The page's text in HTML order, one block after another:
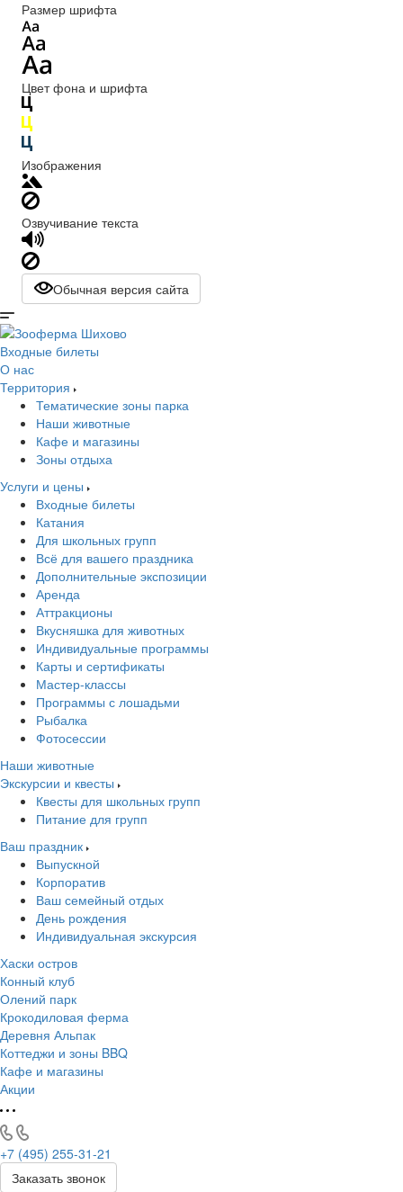
Размер шрифта
Цвет фона и шрифта
Изображения
Озвучивание текста
Обычная версия сайта
Входные билеты
О нас
Территория
Тематические зоны парка
Наши животные
Кафе и магазины
Зоны отдыха
Услуги и цены
Входные билеты
Катания
Для школьных групп
Всё для вашего праздника
Дополнительные экспозиции
Аренда
Аттракционы
Вкусняшка для животных
Индивидуальные программы
Карты и сертификаты
Мастер-классы
Программы с лошадьми
Рыбалка
Фотосессии
Наши животные
Экскурсии и квесты
Квесты для школьных групп
Питание для групп
Ваш праздник
Выпускной
Корпоратив
Ваш семейный отдых
День рождения
Индивидуальная экскурсия
Хаски остров
Конный клуб
Олений парк
Крокодиловая ферма
Деревня Альпак
Коттеджи и зоны BBQ
Кафе и магазины
Акции
+7 (495) 255-31-21
Заказать звонок